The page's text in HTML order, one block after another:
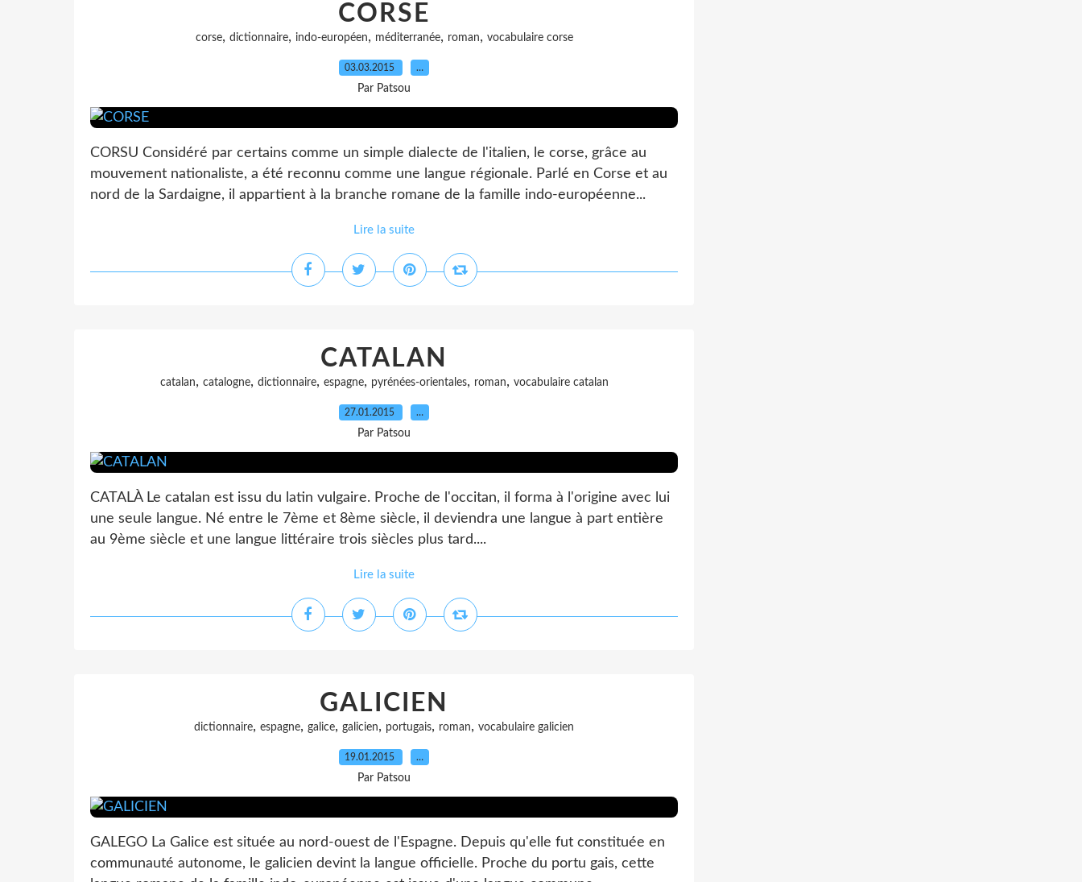
CORSE
corse, dictionnaire, indo-européen, méditerranée, roman, vocabulaire corse
03.03.2015 …
Par Patsou
CORSU Considéré par certains comme un simple dialecte de l'italien, le corse, grâce au
mouvement nationaliste, a été reconnu comme une langue régionale. Parlé en Corse et au
nord de la Sardaigne, il appartient à la branche romane de la famille indo-européenne...
Lire la suite
CATALAN
catalan, catalogne, dictionnaire, espagne, pyrénées-orientales, roman, vocabulaire catalan
27.01.2015 …
Par Patsou
CATALÀ Le catalan est issu du latin vulgaire. Proche de l'occitan, il forma à l'origine avec lui
une seule langue. Né entre le 7ème et 8ème siècle, il deviendra une langue à part entière
au 9ème siècle et une langue littéraire trois siècles plus tard....
Lire la suite
GALICIEN
dictionnaire, espagne, galice, galicien, portugais, roman, vocabulaire galicien
19.01.2015 …
Par Patsou
GALEGO La Galice est située au nord-ouest de l'Espagne. Depuis qu'elle fut constituée en
communauté autonome, le galicien devint la langue officielle. Proche du portu gais, cette